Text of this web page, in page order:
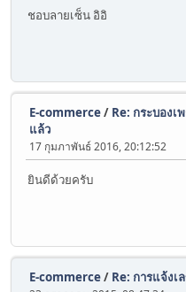
ชอบลายเซ็น อิอิ
E-commerce/ Re: กระบอง
แล้ว
17 กุมภาพันธ์ 2016, 20:12:52
ยินดีด้วยครับ
E-commerce/ Re: การแจ้ง